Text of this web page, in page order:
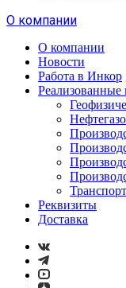
О компании
О компании
Новости
Работа в Инкор
Реализованные
Реквизиты
Доставка